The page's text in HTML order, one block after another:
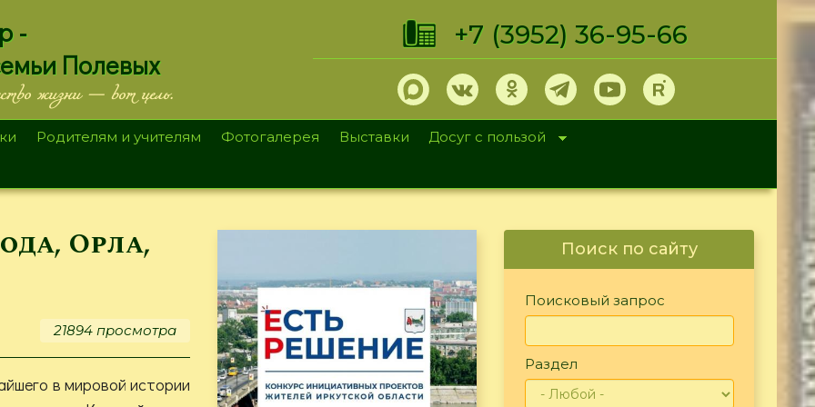
-
Полевых
жизни — вот цель.
+7 (3952) 36-95-66
Родителям и учителям Фотогалерея Выставки Досуг с пользой
Орла,
21894 просмотра
в мировой истории
Поиск по сайту
Поисковый запрос
Раздел